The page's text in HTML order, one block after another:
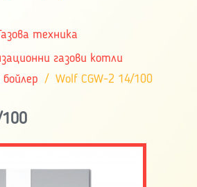
техника
газови котли
Wolf CGW-2 14/100